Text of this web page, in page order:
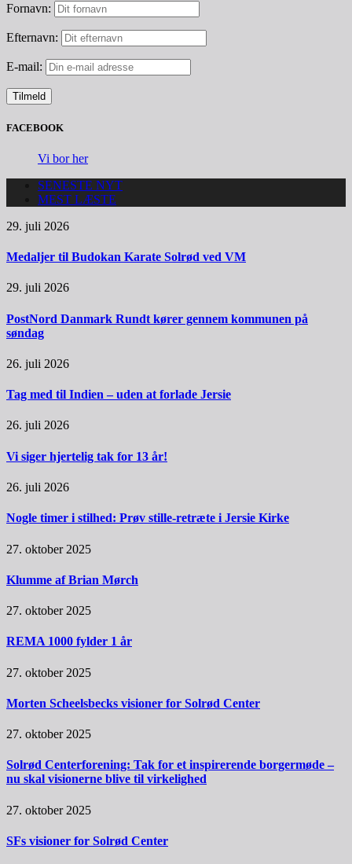
Fornavn:
Efternavn:
E-mail:
FACEBOOK
Vi bor her
SENESTE NYT
MEST LÆSTE
29. juli 2026
Medaljer til Budokan Karate Solrød ved VM
29. juli 2026
PostNord Danmark Rundt kører gennem kommunen på
søndag
26. juli 2026
Tag med til Indien – uden at forlade Jersie
26. juli 2026
Vi siger hjertelig tak for 13 år!
26. juli 2026
Nogle timer i stilhed: Prøv stille-retræte i Jersie Kirke
27. oktober 2025
Klumme af Brian Mørch
27. oktober 2025
REMA 1000 fylder 1 år
27. oktober 2025
Morten Scheelsbecks visioner for Solrød Center
27. oktober 2025
Solrød Centerforening: Tak for et inspirerende borgermøde –
nu skal visionerne blive til virkelighed
27. oktober 2025
SFs visioner for Solrød Center